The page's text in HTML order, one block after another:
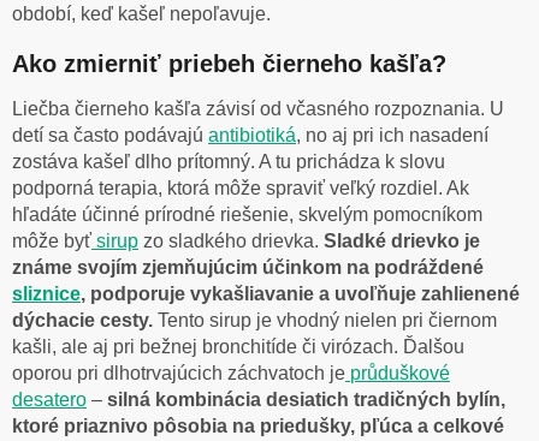
období, keď kašeľ nepoľavuje.
Ako zmierniť priebeh čierneho kašľa?
Liečba čierneho kašľa závisí od včasného rozpoznania. U
detí sa často podávajú antibiotiká, no aj pri ich nasadení
zostáva kašeľ dlho prítomný. A tu prichádza k slovu
podporná terapia, ktorá môže spraviť veľký rozdiel. Ak
hľadáte účinné prírodné riešenie, skvelým pomocníkom
môže byť sirup zo sladkého drievka. Sladké drievko je
známe svojím zjemňujúcim účinkom na podráždené
sliznice, podporuje vykašliavanie a uvoľňuje zahlienené
dýchacie cesty. Tento sirup je vhodný nielen pri čiernom
kašli, ale aj pri bežnej bronchitíde či virózach. Ďalšou
oporou pri dlhotrvajúcich záchvatoch je průduškové
desatero – silná kombinácia desiatich tradičných bylín,
ktoré priaznivo pôsobia na priedušky, pľúca a celkové